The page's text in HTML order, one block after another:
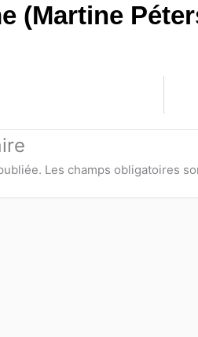
(Martine
Les champs obligatoires